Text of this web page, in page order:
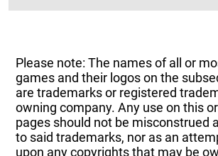
Please note: The names of all or
games and their logos on the
are trademarks or registered
owning company. Any use on this
pages should not be misconstrued
to said trademarks, nor as an
upon any copyrights that may be